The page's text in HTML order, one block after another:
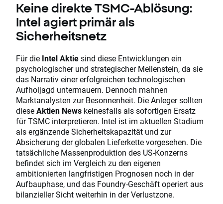
Keine direkte TSMC-Ablösung:
Intel agiert primär als
Sicherheitsnetz
Für die Intel Aktiesind diese Entwicklungen ein
psychologischer und strategischer Meilenstein, da sie
das Narrativ einer erfolgreichen technologischen
Aufholjagd untermauern. Dennoch mahnen
Marktanalysten zur Besonnenheit. Die Anleger sollten
dieseAktien News keinesfalls als sofortigen Ersatz
für TSMC interpretieren. Intel ist im aktuellen Stadium
als ergänzende Sicherheitskapazität und zur
Absicherung der globalen Lieferkette vorgesehen. Die
tatsächliche Massenproduktion des US-Konzerns
befindet sich im Vergleich zu den eigenen
ambitionierten langfristigen Prognosen noch in der
Aufbauphase, und das Foundry-Geschäft operiert aus
bilanzieller Sicht weiterhin in der Verlustzone.